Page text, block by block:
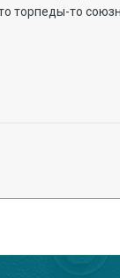
торпеды-то